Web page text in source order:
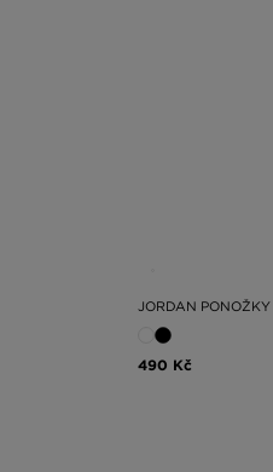
mono-lookech.
nejvyšší kvality,
JORDAN PONOŽKY
490 Kč